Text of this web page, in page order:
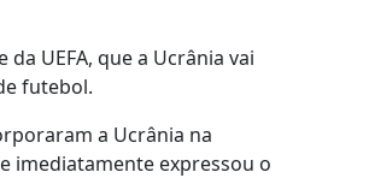
UEFA, que a Ucrânia vai
futebol.
a Ucrânia na
imediatamente expressou o